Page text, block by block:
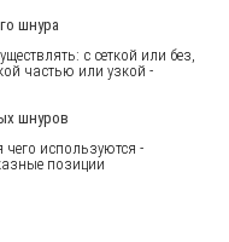
шнура
с сеткой или без,
частью или узкой -
шнуров
используются -
позиции